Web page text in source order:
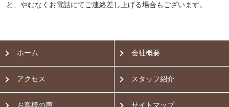
と、やむなくお電話にてご連絡差し上げる場合もございます。
ホーム 会社概要
アクセス スタッフ紹介
お客様の声 サイトマップ